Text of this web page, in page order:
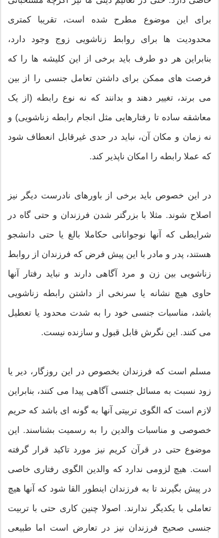
برای این موضوع مطرح شده است، تقریبا کمتری
محدودیت ها برای روابط زناشویی زوج وجود دارد،
بنابراین هر دو طرف باید برخی از این کلیشه ها را که
فرصت های ممکن برای داشتن تعامل جنسی را از بین
می برند، تغییر دهند و بدانند که نه نوع رابطه (از یک
معاشقه ساده تا رفتارهایی مثل انجام رابطه زناشویی) و
نه زمان و مکان آن، نباید در حدی غیرقابل انعطاف شود
که عملا رابطه را امکان ناپذیر کند.
در این خصوص باید برخی از باورهای نادرست دیگر نیز
اصلاح شوند. مثلا با بزرگتر شدن فرزندان و حتی گاه در
شرایطی که آنها نوجوانانی حکاملا بالغ یا حتی دانشجو
هستند، پدر و مادر با این پیش فرض که فرزندان از روابط
زناشویی بین زن و مرد آگاهی دارند و نباید رفتار آنها
حاوی هیچ نشانه یا سرنخی از داشتن رابطه زناشویی
باشد، مناسبات جنسی خود را به شدت محدود یا تعطیل
می کنند. این نگرش قابل قبول و سازنده نیست.
مسلم است که فرزندان بخصوص در این روزگار، دیر یا
زود نسبت به مسائل جنسی آگاهی پیدا می کنند، بنابراین
لازم است که الگوی تربیتی آنها به گونه ای باشد که حریم
خصوصی و مناسبات والدین را به رسمیت بشناسند. این
موضوع حتی در قرآن کریم نیز مورد تاکید قرار گرفته
است. هیچ لزومی ندارد که والدین الگوی رفتاری خاصی
در پیش بگیرند تا به فرزندان اینطور القا شود که آنها هیچ
تعاملی با یکدیگر ندارند. اصولا چنین کاری حتی با تربیت
جنسی صحیح فرزندان نیز در تعارض است اما طبیعی